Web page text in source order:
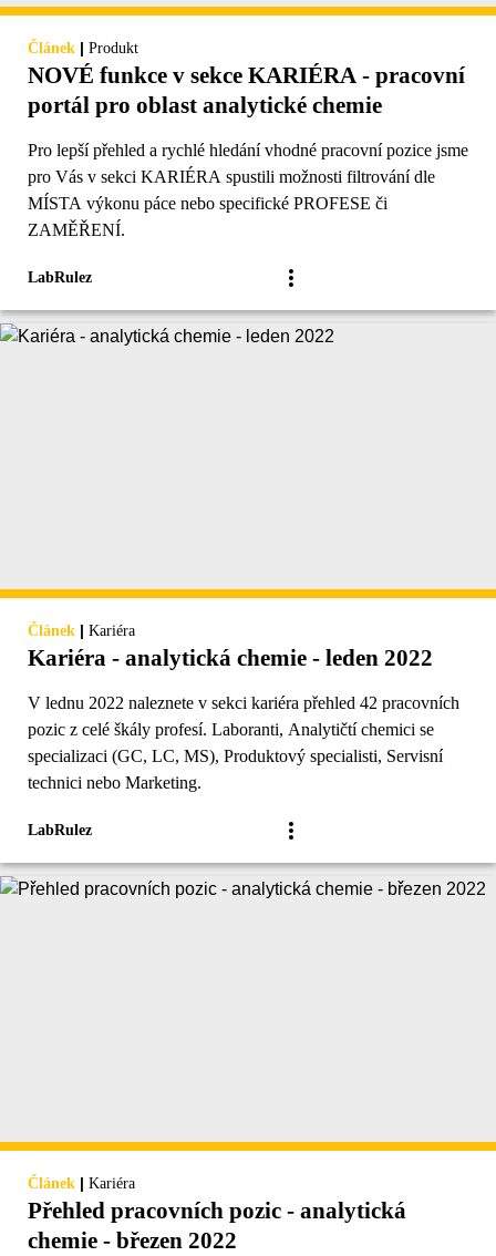
Článek | Produkt
NOVÉ funkce v sekce KARIÉRA - pracovní
portál pro oblast analytické chemie
Pro lepší přehled a rychlé hledání vhodné pracovní pozice jsme
pro Vás v sekci KARIÉRA spustili možnosti filtrování dle
MÍSTA výkonu páce nebo specifické PROFESE či
ZAMĚŘENÍ.
LabRulez
Článek | Kariéra
Kariéra - analytická chemie - leden 2022
V lednu 2022 naleznete v sekci kariéra přehled 42 pracovních
pozic z celé škály profesí. Laboranti, Analytičtí chemici se
specializaci (GC, LC, MS), Produktový specialisti, Servisní
technici nebo Marketing.
LabRulez
Článek | Kariéra
Přehled pracovních pozic - analytická
chemie - březen 2022